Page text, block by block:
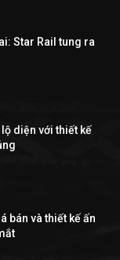
Star Rail tung ra
diện với thiết kế
bán và thiết kế ấn